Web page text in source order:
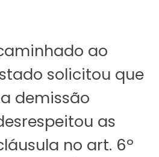
ao
solicitou que
demissão
as
no art. 6º